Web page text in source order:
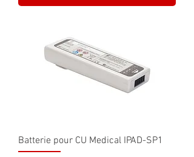
Batterie pour CU Medical IPAD-SP1